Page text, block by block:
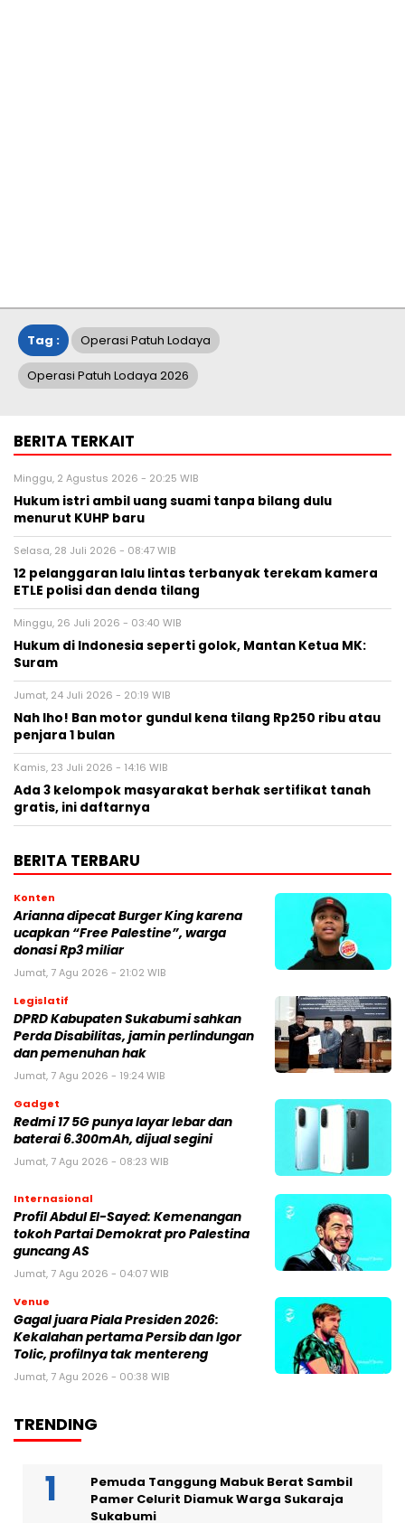
Tag : Operasi Patuh Lodaya
Operasi Patuh Lodaya 2026
BERITA TERKAIT
Minggu, 2 Agustus 2026 - 20:25 WIB
Hukum istri ambil uang suami tanpa bilang dulu
menurut KUHP baru
Selasa, 28 Juli 2026 - 08:47 WIB
12 pelanggaran lalu lintas terbanyak terekam kamera
ETLE polisi dan denda tilang
Minggu, 26 Juli 2026 - 03:40 WIB
Hukum di Indonesia seperti golok, Mantan Ketua MK:
Suram
Jumat, 24 Juli 2026 - 20:19 WIB
Nah lho! Ban motor gundul kena tilang Rp250 ribu atau
penjara 1 bulan
Kamis, 23 Juli 2026 - 14:16 WIB
Ada 3 kelompok masyarakat berhak sertifikat tanah
gratis, ini daftarnya
BERITA TERBARU
Konten
Arianna dipecat Burger King karena
ucapkan “Free Palestine”, warga
donasi Rp3 miliar
Jumat, 7 Agu 2026 - 21:02 WIB
Legislatif
DPRD Kabupaten Sukabumi sahkan
Perda Disabilitas, jamin perlindungan
dan pemenuhan hak
Jumat, 7 Agu 2026 - 19:24 WIB
Gadget
Redmi 17 5G punya layar lebar dan
baterai 6.300mAh, dijual segini
Jumat, 7 Agu 2026 - 08:23 WIB
Internasional
Profil Abdul El-Sayed: Kemenangan
tokoh Partai Demokrat pro Palestina
guncang AS
Jumat, 7 Agu 2026 - 04:07 WIB
Venue
Gagal juara Piala Presiden 2026:
Kekalahan pertama Persib dan Igor
Tolic, profilnya tak mentereng
Jumat, 7 Agu 2026 - 00:38 WIB
TRENDING
Pemuda Tanggung Mabuk Berat Sambil
Pamer Celurit Diamuk Warga Sukaraja
Sukabumi